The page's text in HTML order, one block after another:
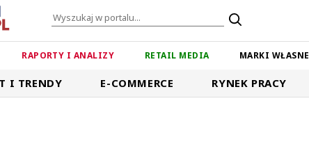
RAPORTY I ANALIZY RETAIL MEDIA MARKI WŁASNE
I TRENDY E-COMMERCE RYNEK PRACY